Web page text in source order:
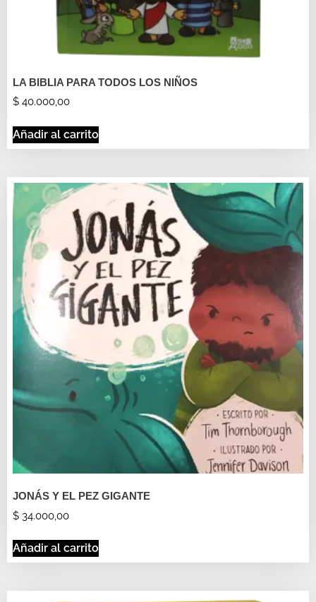
LA BIBLIA PARA TODOS LOS NIÑOS
$ 40.000,00
Añadir al carrito
JONÁS Y EL PEZ GIGANTE
$ 34.000,00
Añadir al carrito